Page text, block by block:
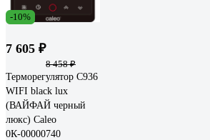
-10%
7 605 ₽
8 458 ₽
Терморегулятор C936
WIFI black lux
(ВАЙФАЙ черный
люкс) Caleo
0К-00000740